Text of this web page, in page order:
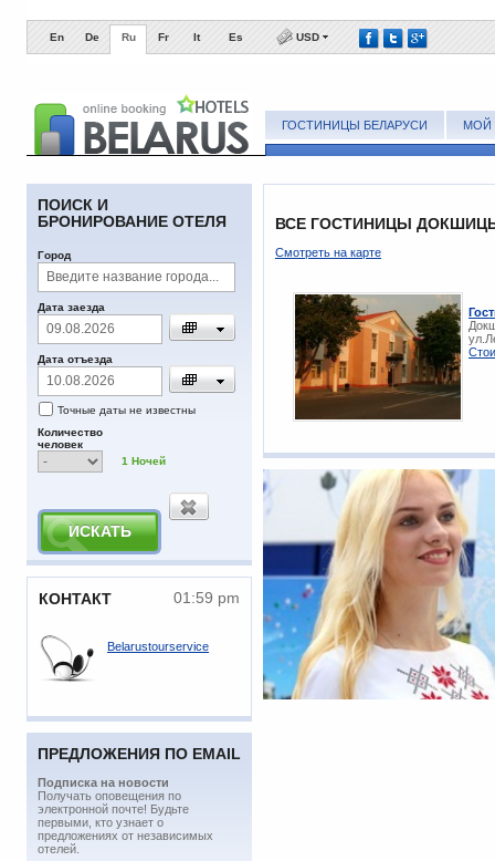
En De Ru Fr It Es USD
ГОСТИНИЦЫ БЕЛАРУСИ МОЙ
ПОИСК И
БРОНИРОВАНИЕ ОТЕЛЯ
Город
Дата заезда
Дата отъезда
Точные даты не известны
Количество
человек
1 Ночей
КОНТАКТ 01:59 pm
Belarustourservice
ПРЕДЛОЖЕНИЯ ПО EMAIL
Подписка на новости
​Получать оповещения по
электронной почте! Будьте
первыми, кто узнает о
предложениях от независимых
отелей.
ВСЕ ГОСТИНИЦЫ ДОКШИЦЫ
Смотреть на карте